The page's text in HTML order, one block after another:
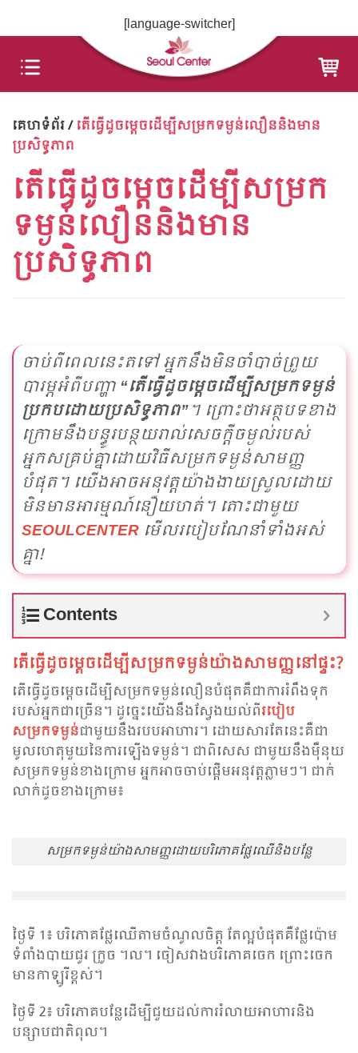
[language-switcher]
គេហទំព័រ/តើធ្វើដូចម្តេចដើម្បីសម្រក​ទម្ងន់លឿននិងមាន
ប្រសិទ្ធភាព
តើធ្វើដូចម្តេចដើម្បីសម្រក​
ទម្ងន់លឿននិងមាន
ប្រសិទ្ធភាព
ចាប់ពីពេលនេះតទៅ អ្នកនឹងមិនចាំបាច់ព្រួយ
បារម្ភអំពីបញ្ហា“តើធ្វើដូចម្តេចដើម្បីសម្រក​ទម្ងន់
ប្រកបដោយប្រសិទ្ធភាព”។ ព្រោះថាអត្ថបទខាង
ក្រោមនឹងបន្ធូរបន្ថយរាល់សេចក្តីចម្ងល់របស់
អ្នកសគ្រប់គ្នាដោយវិធីសម្រកទម្ងន់សាមញ្ញ
បំផុត។ យើងអាចអនុវត្ត​យ៉ាងងាយស្រួលដោយ
មិនមានអារម្មណ៍នឿយ​ហត់។ តោះ​ជា​មួយ
SEOULCENTER មើលរបៀបណែនាំទាំង​អស់​
គ្នា!
Contents
តើធ្វើដូចម្តេចដើម្បីសម្រកទម្ងន់យ៉ាងសាមញ្ញនៅផ្ទះ?
តើធ្វើដូចម្តេចដើម្បីសម្រកទម្ងន់លឿនបំផុតគឺជាការរំពឹងទុក
របស់អ្នកជាច្រើន។ ដូច្នេះយើងនឹងស្វែង​យល់ពីរបៀប
សម្រកទម្ងន់ជាមួយនឹងរបបអាហារ។ ដោយសារតែនេះគឺជា
មូលហេតុមួយនៃការឡើងទម្ងន់។ ជាពិសេស ជាមួយនឹងម៉ឺនុយ
សម្រកទម្ងន់ខាងក្រោម អ្នកអាចចាប់ផ្តើមអនុវត្តភ្លាមៗ។ ជាក់
លាក់ដូចខាងក្រោម៖
សម្រកទម្ងន់យ៉ាងសាមញ្ញ​ដោយបរិភោគផ្លែឈើនិងបន្លែ
ថ្ងៃទី 1៖ បរិភោគផ្លែឈើតាមចំណូលចិត្ត តែល្អបំផុតគឺផ្លែប៉ោម
ទំពាំងបាយជូរ ក្រូច ។ល។ ចៀសវាងបរិភោគចេក ព្រោះចេក
មានកាឡូរីខ្ពស់។
ថ្ងៃទី 2៖ បរិភោគបន្លែដើម្បីជួយដល់ការរំលាយអាហារនិង
បន្សាបជាតិពុល។